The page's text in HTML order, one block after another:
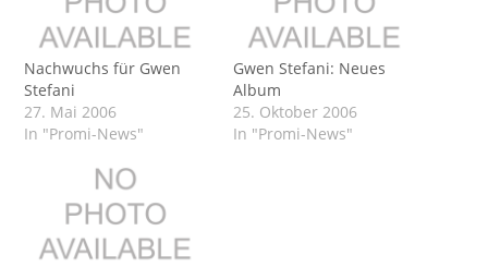
Nachwuchs für Gwen
Stefani
27. Mai 2006
In "Promi-News"
Gwen Stefani: Neues
Album
25. Oktober 2006
In "Promi-News"